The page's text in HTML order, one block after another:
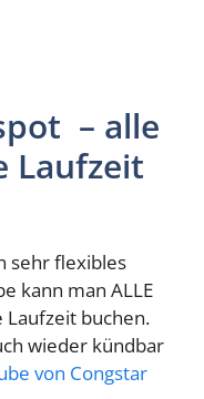
– alle
Laufzeit
sehr flexibles
kann man ALLE
Laufzeit buchen.
wieder kündbar
von Congstar